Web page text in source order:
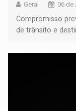
Geral 06 de
Compromisso
de trânsito e